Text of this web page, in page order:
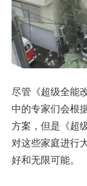
尽管《超级全能
中的专家们会根
方案，但是《超
对这些家庭进行
好和无限可能。